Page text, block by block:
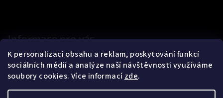
K personalizaci obsahu a reklam, poskytování funkcí
sociálních médií a analýze naší návštěvnosti využíváme
soubory cookies. Více informacízde.
Informace pro vás
Kontakty
Obchodní podmínky